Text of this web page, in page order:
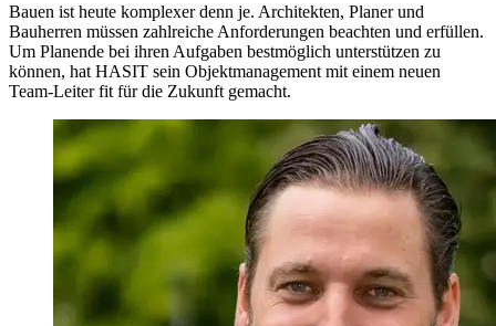
Bauen ist heute komplexer denn je. Architekten, Planer und
Bauherren müssen zahlreiche Anforderungen beachten und erfüllen.
Um Planende bei ihren Aufgaben bestmöglich unterstützen zu
können, hat HASIT sein Objektmanagement mit einem neuen
Team-Leiter fit für die Zukunft gemacht.